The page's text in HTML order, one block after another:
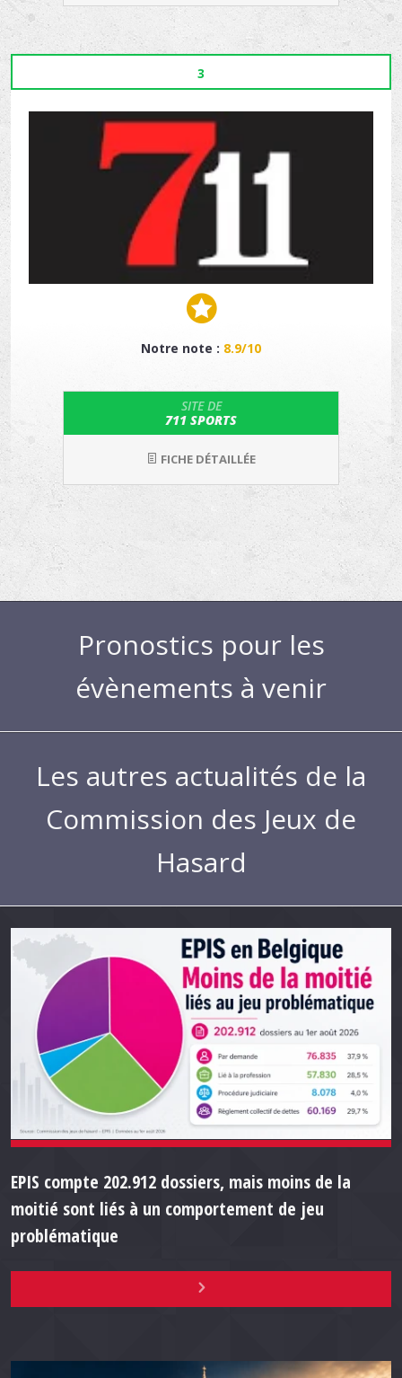
3
Notre note : 8.9/10
SITE DE
711 SPORTS
FICHE DÉTAILLÉE
Pronostics pour les
évènements à venir
Les autres actualités de la
Commission des Jeux de
Hasard
EPIS compte 202.912 dossiers, mais moins de la
moitié sont liés à un comportement de jeu
problématique